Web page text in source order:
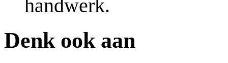
handwerk.
Denk ook aan